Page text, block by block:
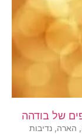
של בודהה
הארה, נדיבות